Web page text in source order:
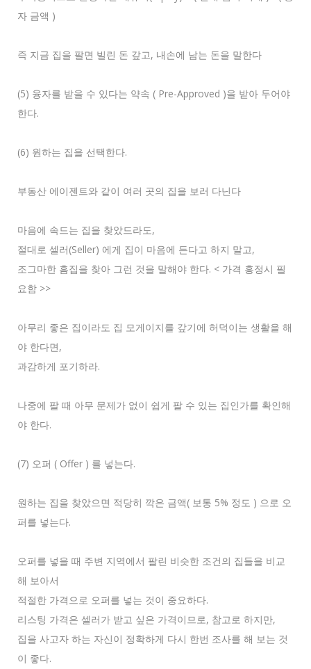
자 금액 )
즉 지금 집을 팔면 빌린 돈 갚고, 내손에 남는 돈을 말한다
(5) 융자를 받을 수 있다는 약속 ( Pre-Approved )을 받아 두어야
한다.
(6) 원하는 집을 선택한다.
부동산 에이젠트와 같이 여러 곳의 집을 보러 다닌다
마음에 속드는 집을 찾았드라도,
절대로 셀러(Seller) 에게 집이 마음에 든다고 하지 말고,
조그마한 흠집을 찾아 그런 것을 말해야 한다. < 가격 흥정시 필
요함 >>
아무리 좋은 집이라도 집 모게이지를 갚기에 허덕이는 생활을 해
야 한다면,
과감하게 포기하라.
나중에 팔 때 아무 문제가 없이 쉽게 팔 수 있는 집인가를 확인해
야 한다.
(7) 오퍼 ( Offer ) 를 넣는다.
원하는 집을 찾았으면 적당히 깍은 금액( 보통 5% 정도 ) 으로 오
퍼를 넣는다.
오퍼를 넣을 때 주변 지역에서 팔린 비슷한 조건의 집들을 비교
해 보아서
적절한 가격으로 오퍼를 넣는 것이 중요하다.
리스팅 가격은 셀러가 받고 싶은 가격이므로, 참고로 하지만,
집을 사고자 하는 자신이 정확하게 다시 한번 조사를 해 보는 것
이 좋다.